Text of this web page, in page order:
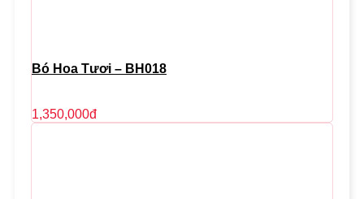
Bó Hoa Tươi – BH018
1,350,000đ